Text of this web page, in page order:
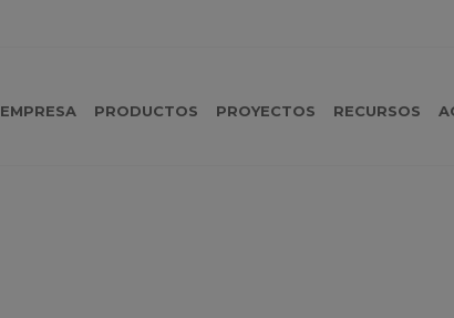
EMPRESA PRODUCTOS PROYECTOS RECURSOS